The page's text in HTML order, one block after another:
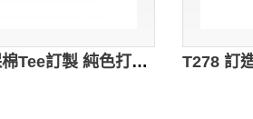
FA045 環保棉Tee訂製 純色打底TEE T恤設計 T恤供應商